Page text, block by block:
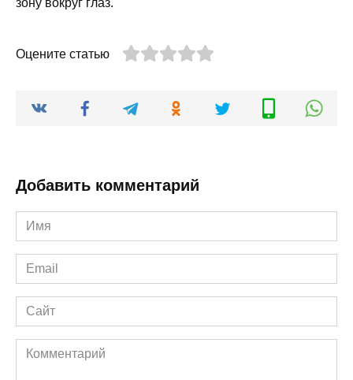
зону вокруг глаз.
Оцените статью
Добавить комментарий
Имя
*
Email
*
Сайт
Комментарий